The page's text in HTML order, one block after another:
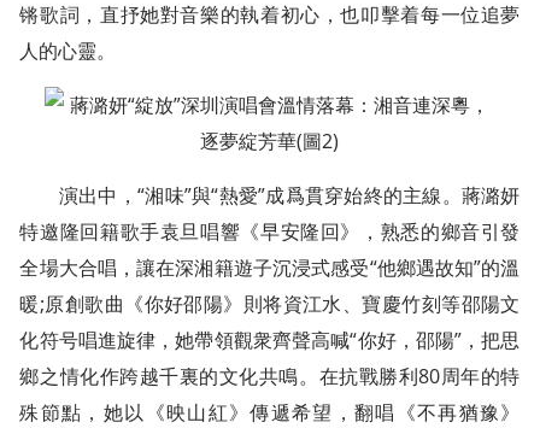
锵歌詞，直抒她對音樂的執着初心，也叩擊着每一位追夢
人的心靈。
演出中，“湘味”與“熱愛”成爲貫穿始終的主線。蔣潞妍
特邀隆回籍歌手袁旦唱響《早安隆回》，熟悉的鄉音引發
全場大合唱，讓在深湘籍遊子沉浸式感受“他鄉遇故知”的溫
暖;原創歌曲《你好邵陽》則将資江水、寶慶竹刻等邵陽文
化符号唱進旋律，她帶領觀衆齊聲高喊“你好，邵陽”，把思
鄉之情化作跨越千裏的文化共鳴。在抗戰勝利80周年的特
殊節點，她以《映山紅》傳遞希望，翻唱《不再猶豫》